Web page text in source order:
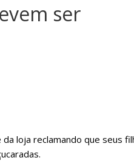
ser
loja reclamando que seus